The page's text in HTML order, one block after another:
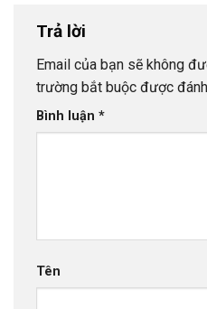
Trả lời
Email của bạn sẽ không
trường bắt buộc được
Bình luận *
Tên